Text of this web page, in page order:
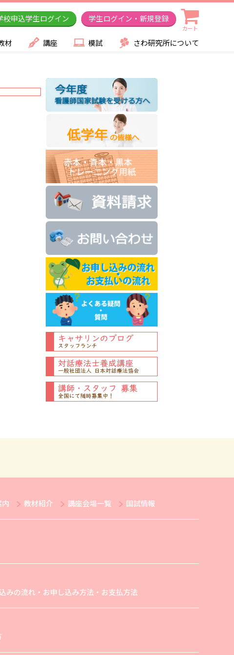
校申込学生ログイン 学生ログイン・新規登録
カート
材 講座 模試 さわ研究所について
教材紹介 講座会場一覧 国試情報
みの流れ・お申し込み方法・お支払方法